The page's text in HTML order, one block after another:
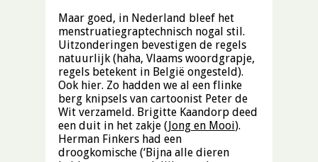
Maar goed, in Nederland bleef het
menstruatiegraptechnisch nogal stil.
Uitzonderingen bevestigen de regels
natuurlijk (haha, Vlaams woordgrapje,
regels betekent in België ongesteld).
Ook hier. Zo hadden we al een flinke
berg knipsels van cartoonist Peter de
Wit verzameld. Brigitte Kaandorp deed
een duit in het zakje (Jong en Mooi).
Herman Finkers had een
droogkomische (‘Bijna alle dieren